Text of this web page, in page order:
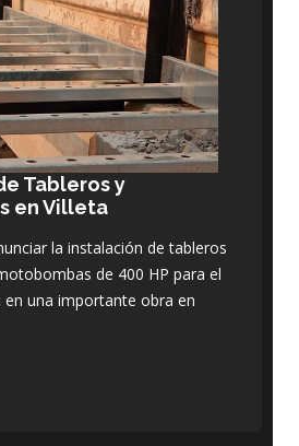
Tableros y
en Villeta
la instalación de tableros
de 400 HP para el
una importante obra en